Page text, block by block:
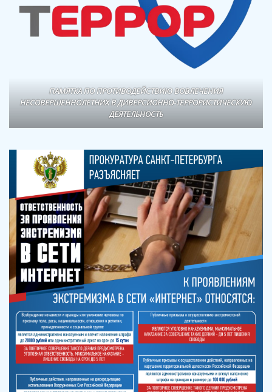
ПАМЯТКА ПО ПРОТИВОДЕЙСТВИЮ ВОВЛЕЧЕНИЯ
НЕСОВЕРШЕННОЛЕТНИХ В ДИВЕРСИОННО-ТЕРРОРИСТИЧЕСКУЮ
ДЕЯТЕЛЬНОСТЬ